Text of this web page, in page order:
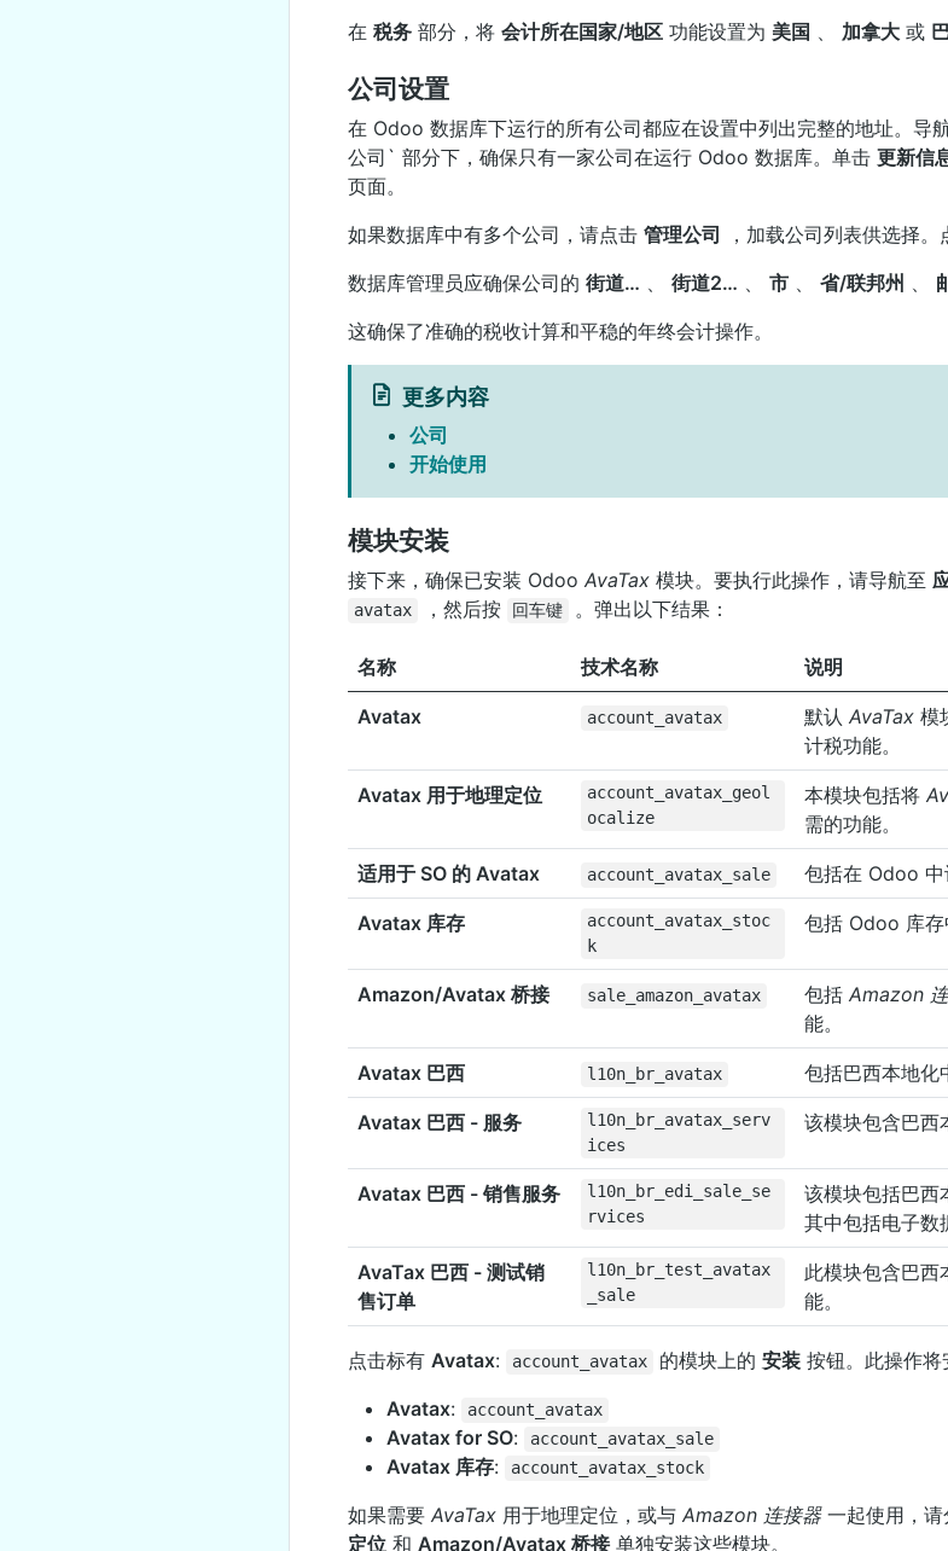
在 税务 部分，将 会计所在国家/地区 功能设置为 美国 加拿大 或
公司设置
在 Odoo 数据库下运行的所有公司都应在设置中列出完整的地址。导
公司` 部分下，确保只有一家公司在运行 Odoo 数据库。单击 更新信
页面。
如果数据库中有多个公司，请点击 管理公司 ，加载公司列表供选择。
数据库管理员应确保公司的 街道… 街道2… 市 省/联邦州
这确保了准确的税收计算和平稳的年终会计操作。
更多内容
公司
开始使用
模块安装
接下来，确保已安装 Odoo AvaTax 模块。要执行此操作，请导航至
avatax ，然后按 回车键 。弹出以下结果：
名称 技术名称 说明
Avatax account_avatax 默认 AvaTax 模
计税功能。
Avatax 用于地理定位
account_avatax_geol
ocalize
本模块包括将
需的功能。
适用于 SO 的 Avatax account_avatax_sale 包括在 Odoo 中
Avatax 库存
account_avatax_stoc
k
包括 Odoo 库存
Amazon/Avatax 桥接 sale_amazon_avatax 包括 Amazon
能。
Avatax 巴西 l10n_br_avatax 包括巴西本地化
Avatax 巴西 - 服务
l10n_br_avatax_serv
ices
该模块包含巴西
Avatax 巴西 - 销售服务
l10n_br_edi_sale_se
rvices
该模块包括巴西
其中包括电子数
AvaTax 巴西 - 测试销
售订单
l10n_br_test_avatax
_sale
此模块包含巴西
能。
点击标有 Avatax: account_avatax 的模块上的 安装按钮。此操作将
Avatax: account_avatax
Avatax for SO: account_avatax_sale
Avatax 库存: account_avatax_stock
如果需要 AvaTax 用于地理定位，或与 Amazon 连接器一起使用，请
定位 和 Amazon/Avatax 桥接单独安装这些模块。